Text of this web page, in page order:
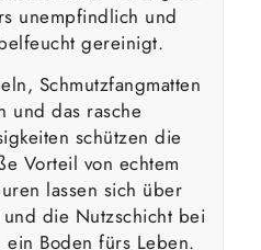
unempfindlich und
gereinigt.
Schmutzfangmatten
und das rasche
schützen die
Vorteil von echtem
lassen sich über
die Nutzschicht bei
Boden fürs Leben.